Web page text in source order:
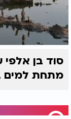
סוד בן
מתחת למים